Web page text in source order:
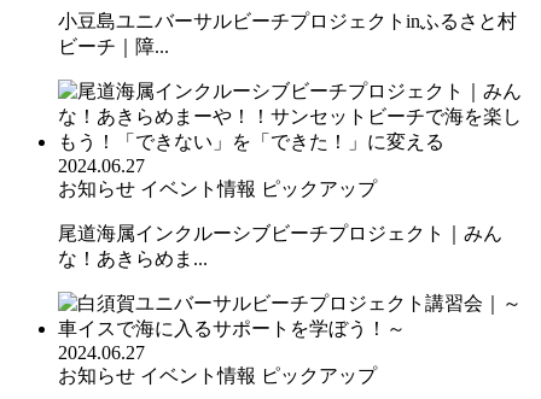
小豆島ユニバーサルビーチプロジェクトinふるさと村
ビーチ｜障...
2024.06.27
お知らせ イベント情報 ピックアップ
尾道海属インクルーシブビーチプロジェクト｜みん
な！あきらめま...
2024.06.27
お知らせ イベント情報 ピックアップ